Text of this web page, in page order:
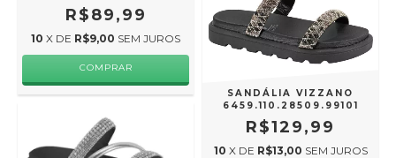
R$89,99
10 X DE R$9,00 SEM JUROS
COMPRAR
SANDÁLIA VIZZANO
6459.110.28509.99101
R$129,99
10 X DE R$13,00 SEM JUROS